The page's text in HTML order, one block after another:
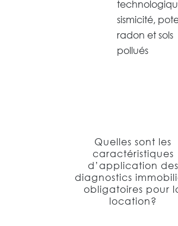
sismicité,
radon et sols
pollués
Quelles sont les
caractéristiques
d’application des
diagnostics
obligatoires pour
location?